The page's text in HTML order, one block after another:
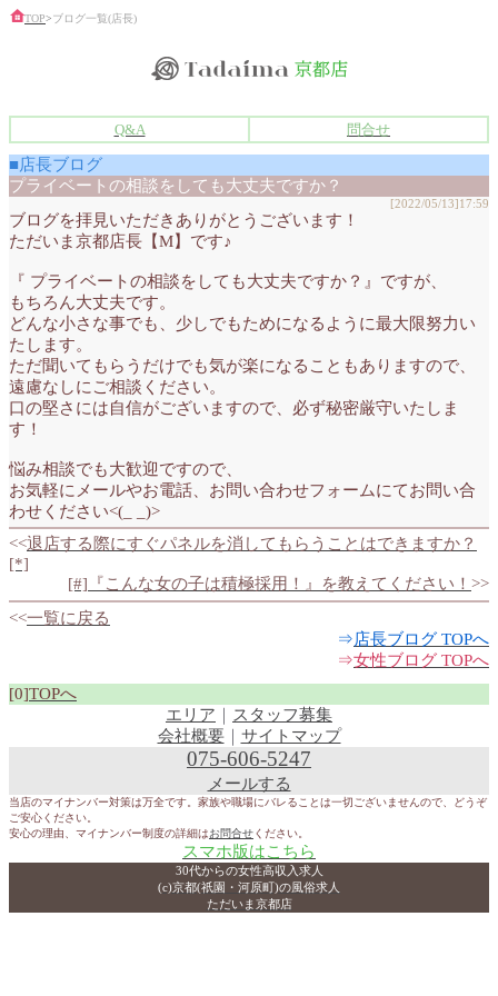
TOP>ブログ一覧(店長)
Q&A 問合せ
■店長ブログ
プライベートの相談をしても大丈夫ですか？
[2022/05/13]17:59
ブログを拝見いただきありがとうございます！
ただいま京都店長【M】です♪
『 プライベートの相談をしても大丈夫ですか？』ですが、
もちろん大丈夫です。
どんな小さな事でも、少しでもためになるように最大限努力い
たします。
ただ聞いてもらうだけでも気が楽になることもありますので、
遠慮なしにご相談ください。
口の堅さには自信がございますので、必ず秘密厳守いたしま
す！
悩み相談でも大歓迎ですので、
お気軽にメールやお電話、お問い合わせフォームにてお問い合
わせください<(_ _)>
<<退店する際にすぐパネルを消してもらうことはできますか？
[*]
[#]『こんな女の子は積極採用！』を教えてください！ >>
<<一覧に戻る
⇒店長ブログ TOPへ
⇒女性ブログ TOPへ
[0]TOPへ
エリア
スタッフ募集
会社概要｜ サイトマップ
075-606-5247
メールする
当店のマイナンバー対策は万全です。家族や職場にバレることは一切ございませんので、どうぞ
ご安心ください。
安心の理由、マイナンバー制度の詳細はお問合せください。
スマホ版はこちら
30代からの女性高収入求人
(c)京都(祇園・河原町)の風俗求人
ただいま京都店